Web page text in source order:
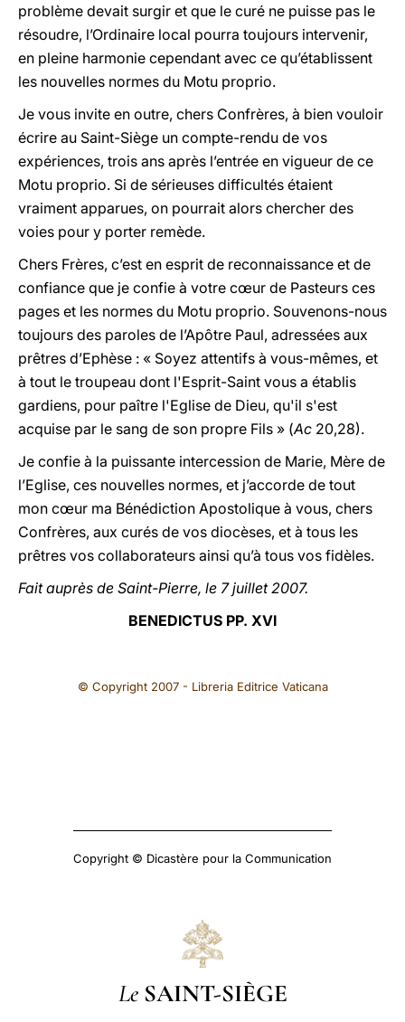
problème devait surgir et que le curé ne puisse pas le
résoudre, l’Ordinaire local pourra toujours intervenir,
en pleine harmonie cependant avec ce qu’établissent
les nouvelles normes du Motu proprio.
Je vous invite en outre, chers Confrères, à bien vouloir
écrire au Saint-Siège un compte-rendu de vos
expériences, trois ans après l’entrée en vigueur de ce
Motu proprio. Si de sérieuses difficultés étaient
vraiment apparues, on pourrait alors chercher des
voies pour y porter remède.
Chers Frères, c’est en esprit de reconnaissance et de
confiance que je confie à votre cœur de Pasteurs ces
pages et les normes du Motu proprio. Souvenons-nous
toujours des paroles de l’Apôtre Paul, adressées aux
prêtres d’Ephèse : « Soyez attentifs à vous-mêmes, et
à tout le troupeau dont l'Esprit-Saint vous a établis
gardiens, pour paître l'Eglise de Dieu, qu'il s'est
acquise par le sang de son propre Fils » (Ac 20,28).
Je confie à la puissante intercession de Marie, Mère de
l’Eglise, ces nouvelles normes, et j’accorde de tout
mon cœur ma Bénédiction Apostolique à vous, chers
Confrères, aux curés de vos diocèses, et à tous les
prêtres vos collaborateurs ainsi qu’à tous vos fidèles.
Fait auprès de Saint-Pierre, le 7 juillet 2007.
BENEDICTUS PP. XVI
© Copyright 2007 - Libreria Editrice Vaticana
Copyright © Dicastère pour la Communication
Le SAINT-SIÈGE